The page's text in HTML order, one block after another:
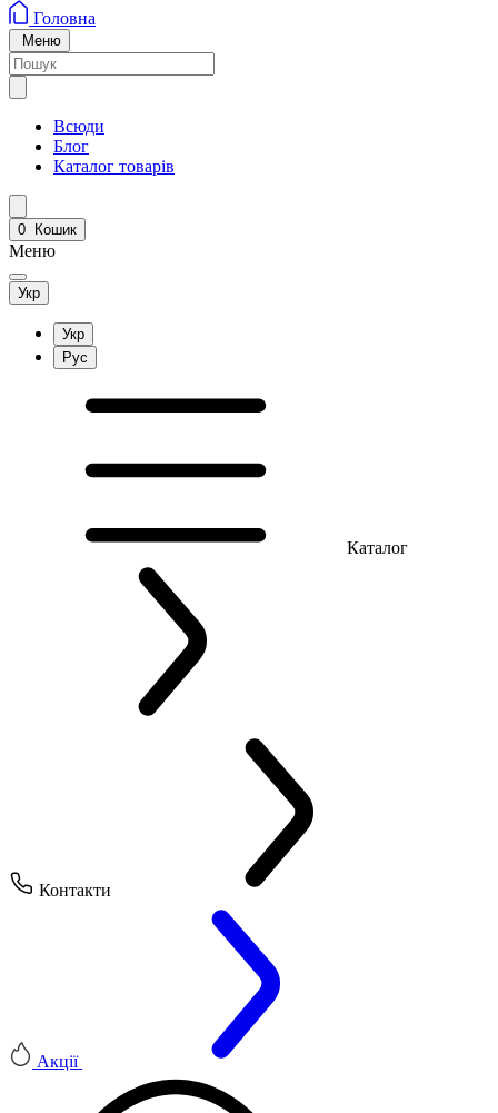
Головна
Меню
Всюди
Блог
Каталог товарів
0 Кошик
Меню
Укр
Укр
Рус
Каталог
Контакти
Акції